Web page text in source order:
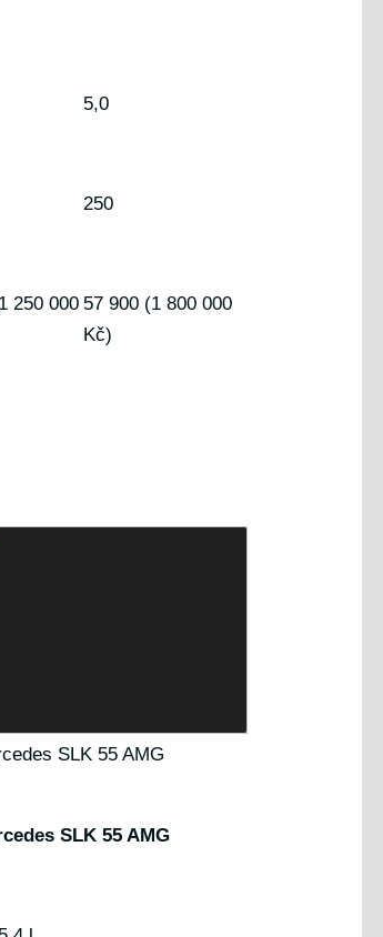
5,0
250
250 000 57 900 (1 800 000
Kč)
SLK 55 AMG
SLK 55 AMG